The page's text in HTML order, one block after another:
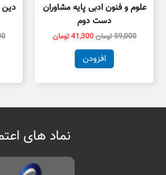
علوم و فنون ادبی پایه مشاوران
دست دوم
59,000تومان41,300تومان
افزودن
دین
نماد های